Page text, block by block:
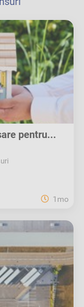
pentru...
1mo